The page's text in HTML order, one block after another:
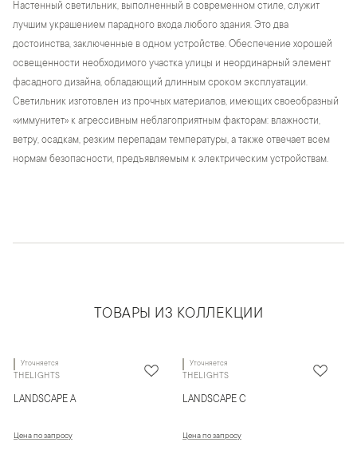
Настенный светильник, выполненный в современном стиле, служит
лучшим украшением парадного входа любого здания. Это два
достоинства, заключенные в одном устройстве. Обеспечение хорошей
освещенности необходимого участка улицы и неординарный элемент
фасадного дизайна, обладающий длинным сроком эксплуатации.
Светильник изготовлен из прочных материалов, имеющих своеобразный
«иммунитет» к агрессивным неблагоприятным факторам: влажности,
ветру, осадкам, резким перепадам температуры, а также отвечает всем
нормам безопасности, предъявляемым к электрическим устройствам.
ТОВАРЫ ИЗ КОЛЛЕКЦИИ
Уточняется
THELIGHTS
LANDSCAPE A
Цена по запросу
Уточняется
THELIGHTS
LANDSCAPE C
Цена по запросу